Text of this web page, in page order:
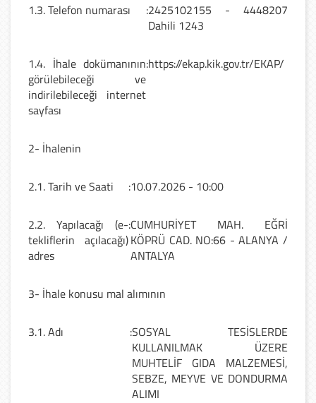
1.3. Telefon numarası :2425102155 - 4448207
Dahili 1243
1.4. İhale dokümanının
görülebileceği ve
indirilebileceği internet
sayfası
:https://ekap.kik.gov.tr/EKAP/
2- İhalenin
2.1. Tarih ve Saati :10.07.2026 - 10:00
2.2. Yapılacağı (e-
tekliflerin açılacağı)
adres
:CUMHURİYET MAH. EĞRİ
KÖPRÜ CAD. NO:66 - ALANYA /
ANTALYA
3- İhale konusu mal alımının
3.1. Adı :SOSYAL TESİSLERDE
KULLANILMAK ÜZERE
MUHTELİF GIDA MALZEMESİ,
SEBZE, MEYVE VE DONDURMA
ALIMI